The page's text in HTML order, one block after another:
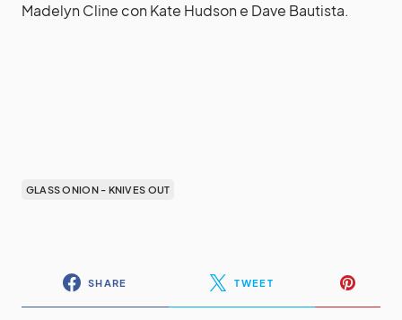
Madelyn Cline con Kate Hudson e Dave Bautista.
GLASS ONION - KNIVES OUT
SHARE TWEET